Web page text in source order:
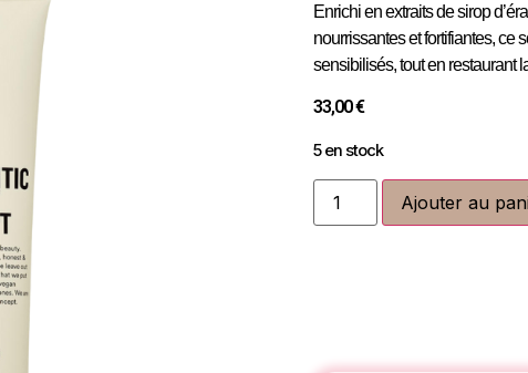
Enrichi enextraits de sirop
nourrissantesetfortifiantes, ce
sensibilisés, tout en restaurant
33,00€
5 en stock
Ajouter au